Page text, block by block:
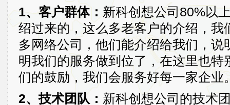
1、客户群体： 新科创想公司80%以
绍过来的，这么多老客户的介绍，我
多网络公司，他们能介绍给我们，
明我们的服务做到位了，在这里也
们的鼓励，我们会服务好每一家企业
2、技术团队： 新科创想公司的技术